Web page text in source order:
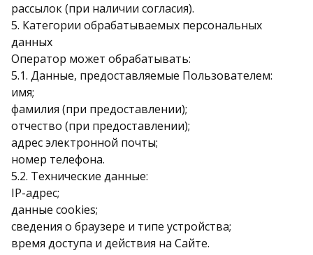
рассылок (при наличии согласия).
5. Категории обрабатываемых персональных
данных
Оператор может обрабатывать:
5.1. Данные, предоставляемые Пользователем:
имя;
фамилия (при предоставлении);
отчество (при предоставлении);
адрес электронной почты;
номер телефона.
5.2. Технические данные:
IP-адрес;
данные cookies;
сведения о браузере и типе устройства;
время доступа и действия на Сайте.